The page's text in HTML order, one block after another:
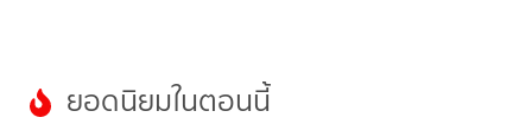
ยอดนิยมในตอนนี้